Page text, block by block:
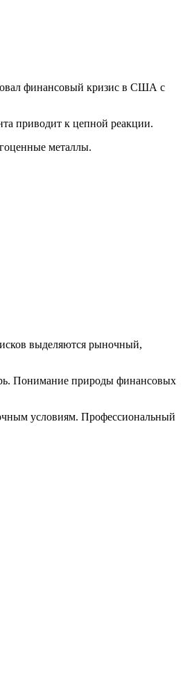
финансовый кризис в США с
приводит к цепной реакции.
металлы.
выделяются рыночный,
Понимание природы финансовых
условиям. Профессиональный